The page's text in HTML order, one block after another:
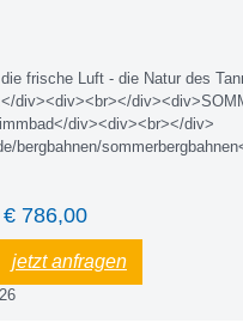
frische Luft - die Natur des
div><div><br></
div><div><br></div>
bergbahnen/
786,00
jetzt anfragen